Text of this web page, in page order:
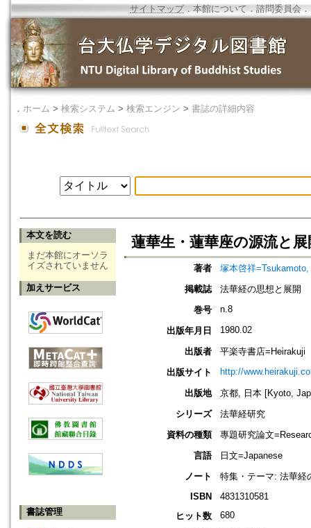
サイトマップ．本館について ． 諮問委員会 ．
． ホーム > 検索システム > 検索エンジン > 書誌の詳細内容
本文を読む
まだ本館にオーソラ
イズされていません
加えサービス
書誌管理
蓮華生・蓮華座の源流と展
著者
塚本啓祥
掲載誌
法華経の思想と展開
巻号
n.8
出版年月日 1980.02
出版者
平楽寺書店=Heirakuji
出版サイト
http://
出版地
京都, 日本 [Kyoto,
シリーズ
法華経研究
資料の種類
專題研究論文
言語
日文=Japanese
ノート
特集・テーマ: 法華経
ISBN
4831310581
ヒット数
680